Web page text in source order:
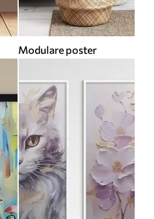
Modulare poster